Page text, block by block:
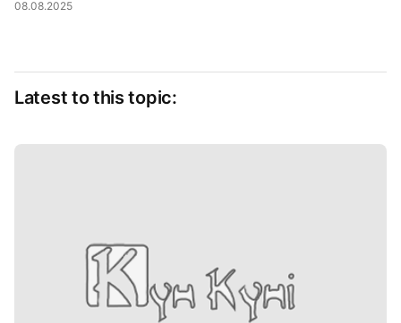
08.08.2025
Latest to this topic: